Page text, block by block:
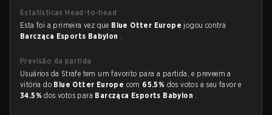
Estatísticas Head-to-head
Esta foi a primeira vez que Blue Otter Europe jogou contra
Barcząca Esports Babylon .
Previsão da partida
Usuários da Strafe tem um favorito para a partida, e preveem a
vitória do Blue Otter Europe com 65.5% dos votos a seu favor e
34.5%dos votos para Barcząca Esports Babylon .